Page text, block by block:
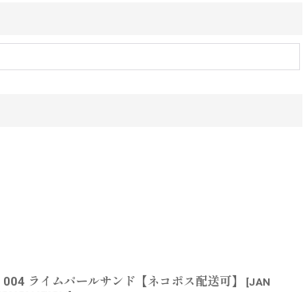
ライムパールサンド【ネコポス配送可】 [JAN